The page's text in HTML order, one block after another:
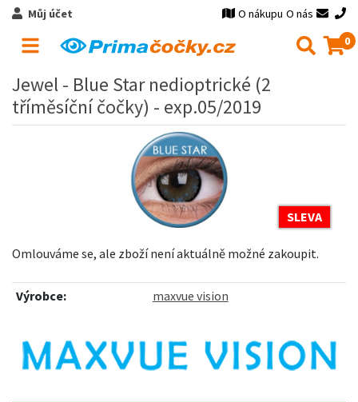
Můj účet O nákupu O nás
0
Jewel - Blue Star nedioptrické (2
tříměsíční čočky) - exp.05/2019
SLEVA
Omlouváme se, ale zboží není aktuálně možné zakoupit.
Výrobce: maxvue vision